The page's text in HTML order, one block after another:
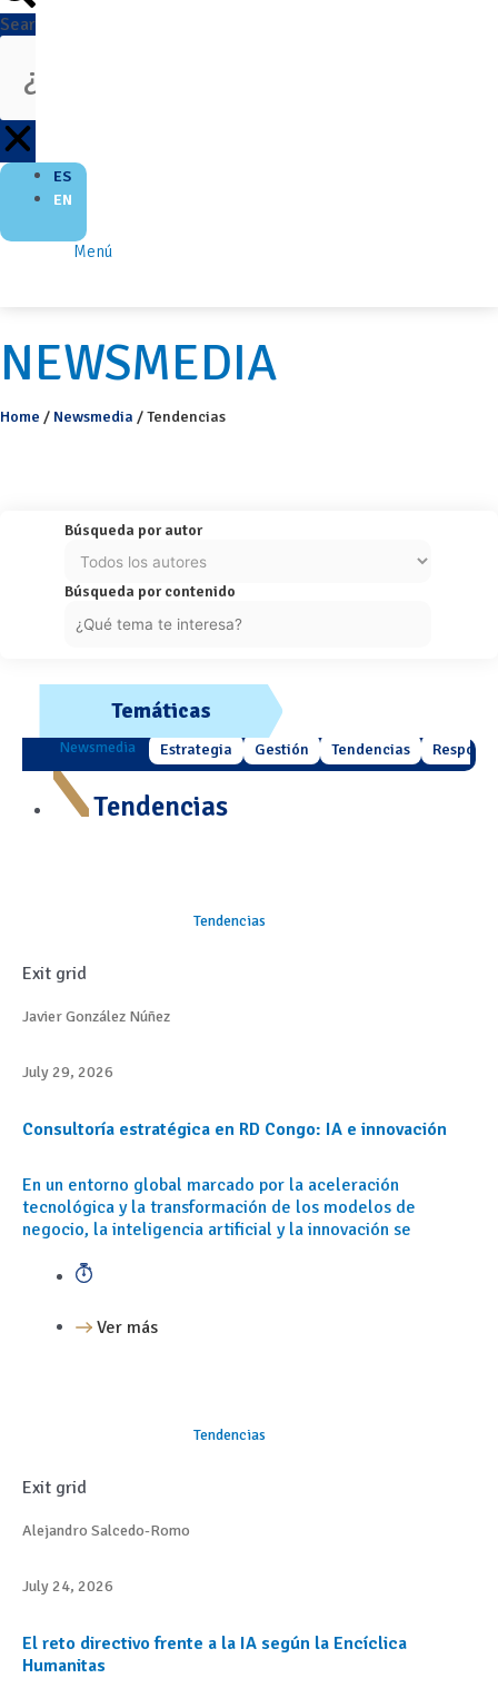
Search
ES
EN
Menú
NEWSMEDIA
Home / Newsmedia /Tendencias
Búsqueda por autor
Búsqueda por contenido
Temáticas
Newsmedia Estrategia Gestión Tendencias
Tendencias
Tendencias
Exit grid
Javier González Núñez
July 29, 2026
Consultoría estratégica en RD Congo: IA e innovación
En un entorno global marcado por la aceleración
tecnológica y la transformación de los modelos de
negocio, la inteligencia artificial y la innovación se
Ver más
Tendencias
Exit grid
Alejandro Salcedo-Romo
July 24, 2026
El reto directivo frente a la IA según la Encíclica
Humanitas